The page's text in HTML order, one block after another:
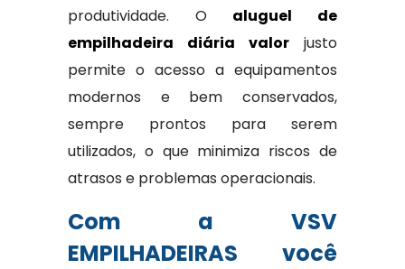
produtividade. O aluguel de
empilhadeira diária valor justo
permite o acesso a equipamentos
modernos e bem conservados,
sempre prontos para serem
utilizados, o que minimiza riscos de
atrasos e problemas operacionais.
Com a VSV
EMPILHADEIRAS você